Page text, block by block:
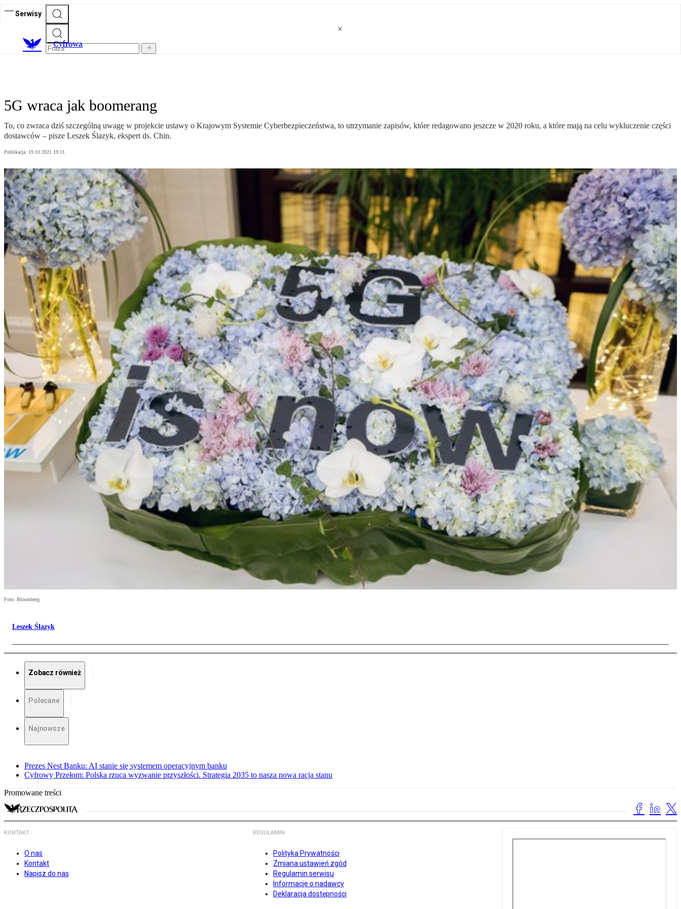
Serwisy
Cyfrowa
5G wraca jak boomerang
To, co zwraca dziś szczególną uwagę w projekcie ustawy o Krajowym Systemie Cyberbezpieczeństwa, to utrzymanie zapisów, które redagowano jeszcze w 2020 roku, a które mają na celu wykluczenie części
dostawców – pisze Leszek Ślazyk, ekspert ds. Chin.
Publikacja: 19.10.2021 19:11
Foto: Bloomberg
Leszek Ślazyk
Zobacz również
Polecane
Najnowsze
Prezes Nest Banku: AI stanie się systemem operacyjnym banku
Cyfrowy Przełom: Polska rzuca wyzwanie przyszłości. Strategia 2035 to nasza nowa racja stanu
Promowane treści
KONTAKT
O nas
Kontakt
Napisz do nas
REGULAMIN
Polityka Prywatności
Zmiana ustawień zgód
Regulamin serwisu
Informacje o nadawcy
Deklaracja dostępności